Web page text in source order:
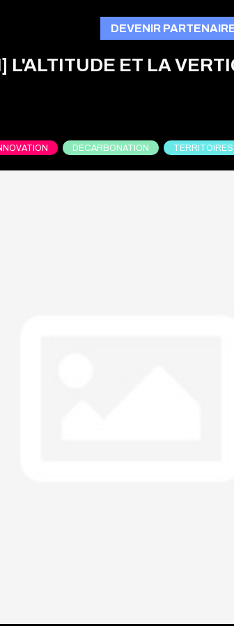
DEVENIR
L'ALTITUDE ET LA
DECARBONATION TERRITOIRES